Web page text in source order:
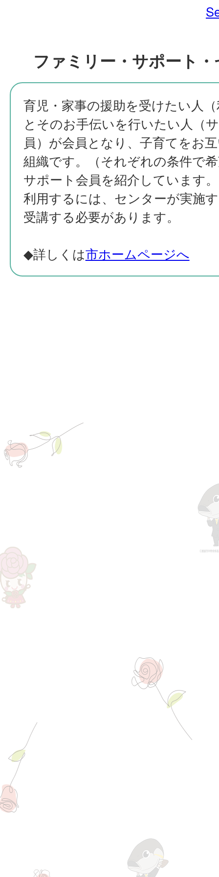
ファミリー・サポート
育児・家事の援助を受けたい人
とそのお手伝いを行いたい人（
員）が会員となり、子育てをお
組織です。（それぞれの条件で
サポート会員を紹介しています
利用するには、センターが実施
受講する必要があります。
◆詳しくは市ホームページへ